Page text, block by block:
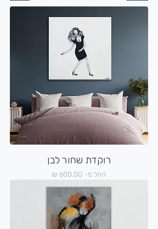
רוקדת שחור לבן
החל מ-
מחיר מבצע